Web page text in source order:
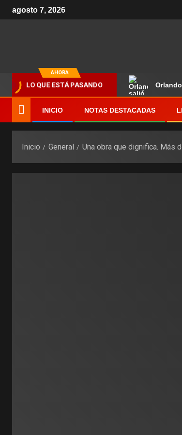
agosto 7, 2026
AHORA
LO QUE ESTÁ PASANDO
INICIO NOTAS DESTACADAS
Inicio General Una obra que dignifica. Más